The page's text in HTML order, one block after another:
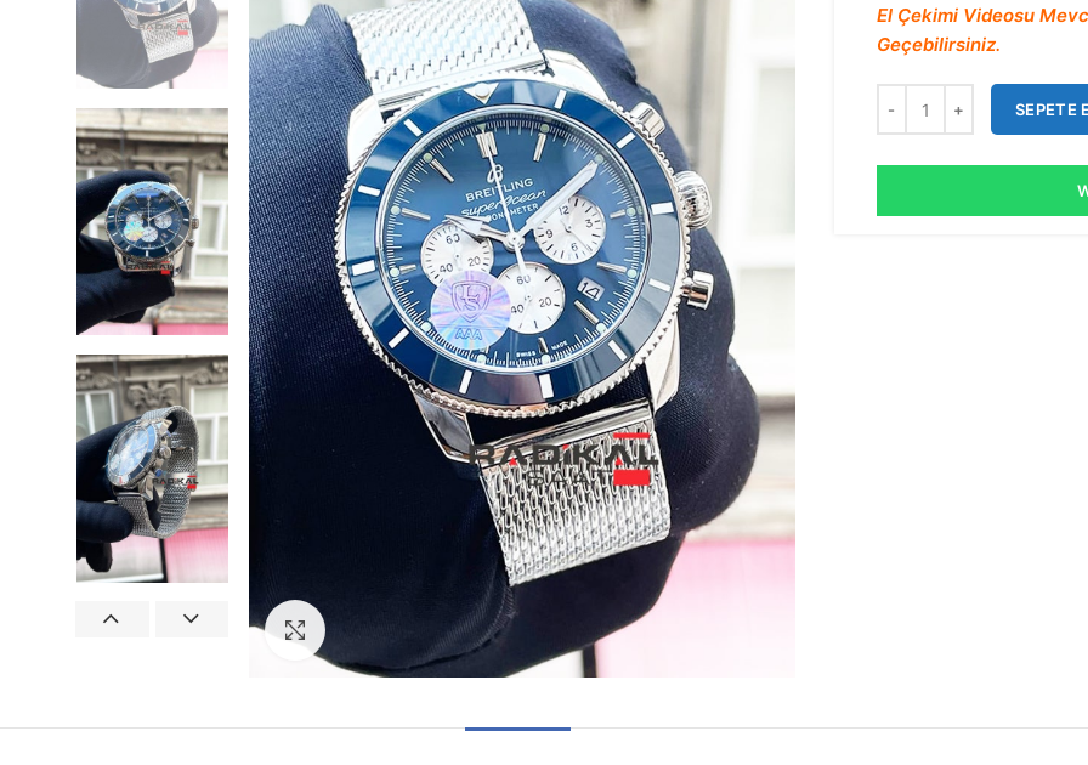
Görseli Büyütün
El Çekimi Videosu
Geçebilirsiniz.
SEPETE